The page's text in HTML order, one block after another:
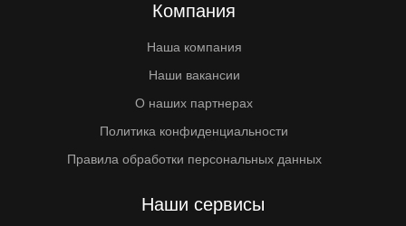
Компания
Наша компания
Наши вакансии
О наших партнерах
Политика конфиденциальности
Правила обработки персональных данных
Наши сервисы